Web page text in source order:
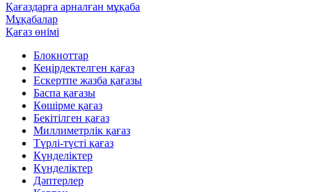
Қағаздарға арналған мұқаба
Мұқабалар
Қағаз өнімі
Блокноттар
Кеңірдектелген қағаз
Ескертпе жазба қағазы
Баспа қағазы
Көшірме қағаз
Бекітілген қағаз
Миллиметрлік қағаз
Түрлі-түсті қағаз
Күнделіктер
Күнделіктер
Дәптерлер